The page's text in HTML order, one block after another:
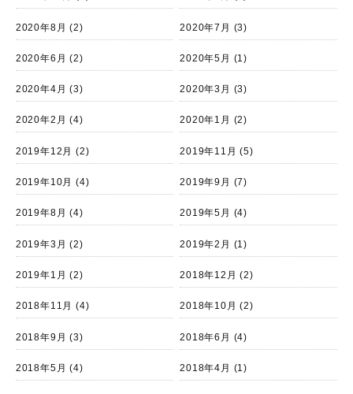
2020年8月 (2) 2020年7月 (3)
2020年6月 (2) 2020年5月 (1)
2020年4月 (3) 2020年3月 (3)
2020年2月 (4) 2020年1月 (2)
2019年12月 (2) 2019年11月 (5)
2019年10月 (4) 2019年9月 (7)
2019年8月 (4) 2019年5月 (4)
2019年3月 (2) 2019年2月 (1)
2019年1月 (2) 2018年12月 (2)
2018年11月 (4) 2018年10月 (2)
2018年9月 (3) 2018年6月 (4)
2018年5月 (4) 2018年4月 (1)